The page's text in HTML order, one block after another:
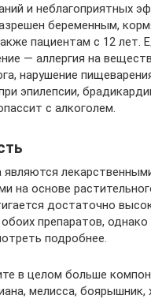
и неблагоприятных
беременным,
пациентам с 12 лет.
— аллергия на
нарушение
эпилепсии,
с алкоголем.
являются
на основе
достаточно
препаратов, однако
подробнее.
в целом больше
мелисса, боярышник,